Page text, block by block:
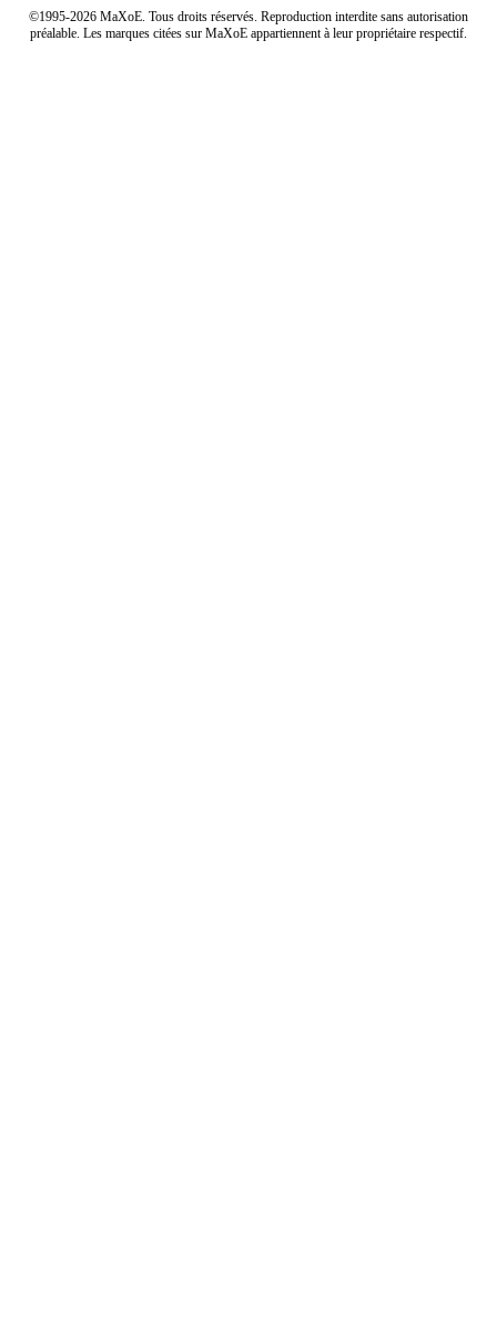
©1995-2026 MaXoE. Tous droits réservés. Reproduction interdite sans autorisation
préalable. Les marques citées sur MaXoE appartiennent à leur propriétaire respectif.